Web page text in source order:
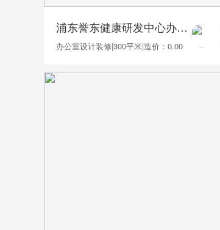
浦东誉东健康研发中心办公室装修300平
办公室设计装修|300平米|造价：0.00